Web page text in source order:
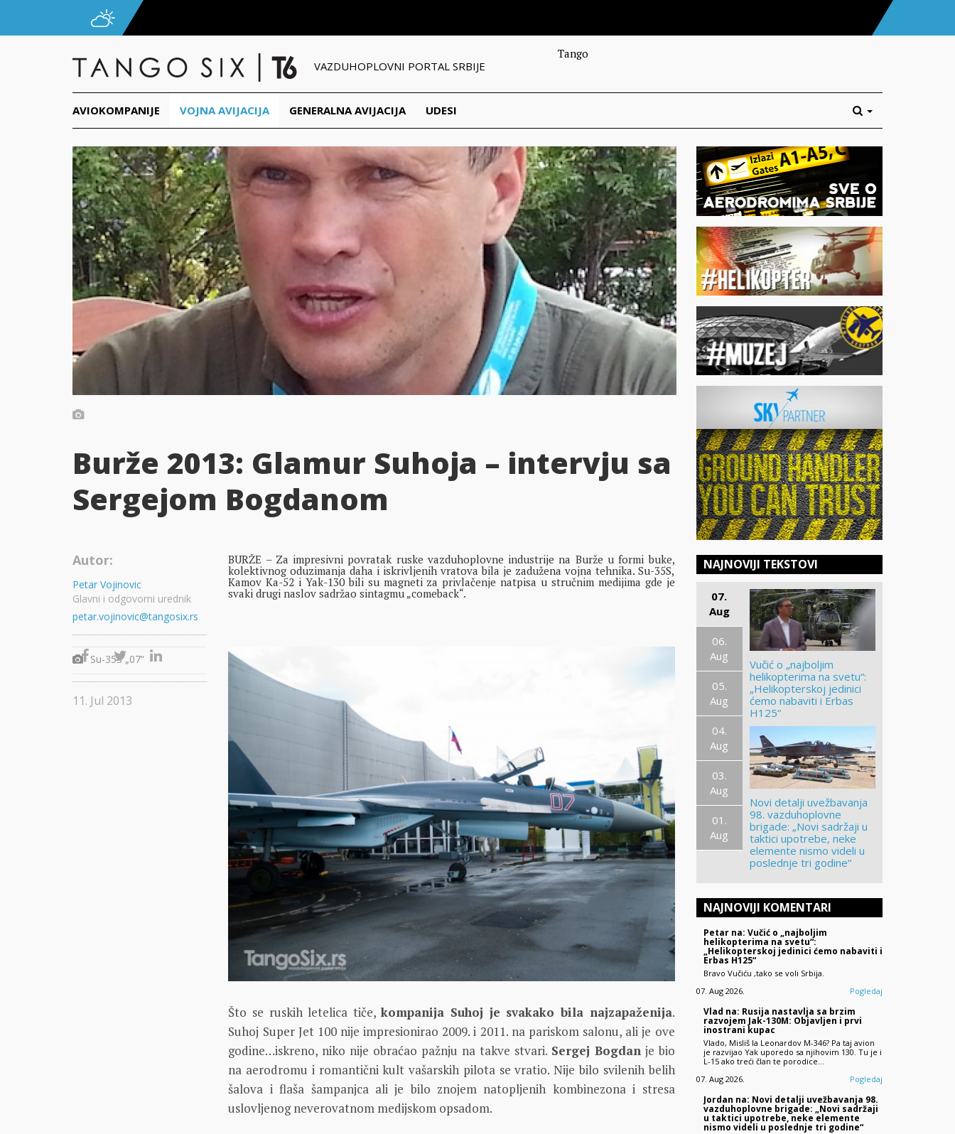
VAZDUHOPLOVNI PORTAL SRBIJE
Tango
AVIOKOMPANIJE VOJNA AVIJACIJA GENERALNA AVIJACIJA UDESI
Burže 2013: Glamur Suhoja – intervju sa
Sergejom Bogdanom
BURŽE – Za impresivni povratak ruske vazduhoplovne industrije na Burže u formi buke,
kolektivnog oduzimanja daha i iskrivljenih vratova bila je zadužena vojna tehnika. Su-35S,
Kamov Ka-52 i Yak-130 bili su magneti za privlačenje natpisa u stručnim medijima gde je
svaki drugi naslov sadržao sintagmu „comeback“.
Su-35S „07“
Što se ruskih letelica tiče,kompanija Suhoj je svakako bila najzapaženija.
Suhoj Super Jet 100 nije impresionirao 2009. i 2011. na pariskom salonu, ali je ove
godine…iskreno, niko nije obraćao pažnju na takve stvari. Sergej Bogdanje bio
na aerodromu i romantični kult vašarskih pilota se vratio. Nije bilo svilenih belih
šalova i flaša šampanjca ali je bilo znojem natopljenih kombinezona i stresa
uslovljenog neverovatnom medijskom opsadom.
Autor:
Petar Vojinovic
Glavni i odgovorni urednik
petar.vojinovic@tangosix.rs
11. Jul 2013
NAJNOVIJI TEKSTOVI
07.
Aug
06.
Aug
05.
Aug
04.
Aug
03.
Aug
01.
Aug
Vučić o „najboljim
helikopterima na svetu“:
„Helikopterskoj jedinici
ćemo nabaviti i Erbas
H125“
Novi detalji uvežbavanja
98. vazduhoplovne
brigade: „Novi sadržaji u
taktici upotrebe, neke
elemente nismo videli u
poslednje tri godine“
NAJNOVIJI KOMENTARI
Petar na: Vučić o „najboljim
helikopterima na svetu“:
„Helikopterskoj jedinici ćemo nabaviti i
Erbas H125“
Bravo Vučiću ,tako se voli Srbija.
07. Aug 2026.
Pogledaj
Vlad na: Rusija nastavlja sa brzim
razvojem Jak-130M: Objavljen i prvi
inostrani kupac
Vlado, Misliš la Leonardov M-346? Pa taj avion
je razvijao Yak uporedo sa njihovim 130. Tu je i
L-15 ako treći član te porodice...
07. Aug 2026.
Pogledaj
Jordan na: Novi detalji uvežbavanja 98.
vazduhoplovne brigade: „Novi sadržaji
u taktici upotrebe, neke elemente
nismo videli u poslednje tri godine“